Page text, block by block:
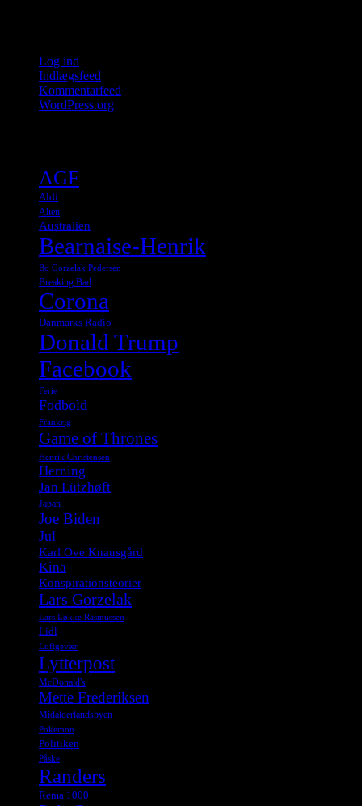
Log ind
Indlægsfeed
Kommentarfeed
WordPress.org
AGF
Aldi
Alien
Australien
Bearnaise-Henrik
Bo Gorzelak Pedersen
Breaking Bad
Corona
Danmarks Radio
Donald Trump
Facebook
Ferie
Fodbold
Frankrig
Game of Thrones
Henrik Christensen
Herning
Jan Lützhøft
Japan
Joe Biden
Jul
Karl Ove Knausgård
Kina
Konspirationsteorier
Lars Gorzelak
Lars Løkke Rasmussen
Lidl
Luftgevær
Lytterpost
McDonald's
Mette Frederiksen
Midalderlandsbyen
Pokemon
Politiken
Påske
Randers
Rema 1000